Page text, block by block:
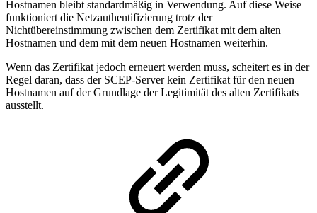
Hostnamen bleibt standardmäßig in Verwendung. Auf diese Weise
funktioniert die Netzauthentifizierung trotz der
Nichtübereinstimmung zwischen dem Zertifikat mit dem alten
Hostnamen und dem mit dem neuen Hostnamen weiterhin.
Wenn das Zertifikat jedoch erneuert werden muss, scheitert es in der
Regel daran, dass der SCEP-Server kein Zertifikat für den neuen
Hostnamen auf der Grundlage der Legitimität des alten Zertifikats
ausstellt.